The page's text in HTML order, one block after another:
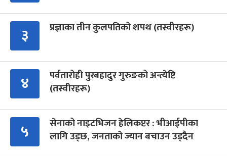
३ प्रज्ञाका तीन कुलपतिको शपथ (तस्वीरहरू)
४
पर्वतारोही पुरबहादुर गुरुङको अन्त्येष्टि
(तस्वीरहरू)
५
सेनाको नाइटभिजन हेलिकप्टर : भीआईपीका
लागि उड्छ, जनताको ज्यान बचाउन उड्दैन